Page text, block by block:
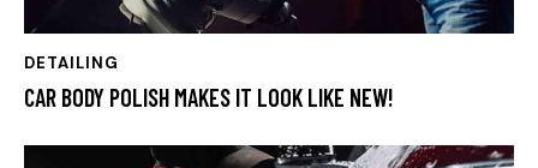
DETAILING
CAR BODY POLISH MAKES IT LOOK LIKE NEW!